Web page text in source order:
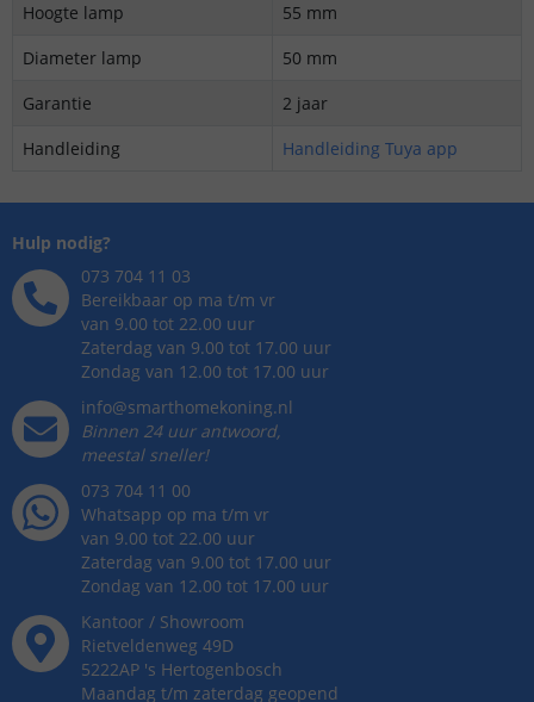
Hoogte lamp
55 mm
Diameter lamp
50 mm
Garantie
2 jaar
Handleiding
Handleiding Tuya app
Hulp nodig?
073 704 11 03
Bereikbaar op ma t/m vr
van 9.00 tot 22.00 uur
Zaterdag van 9.00 tot 17.00 uur
Zondag van 12.00 tot 17.00 uur
info@smarthomekoning.nl
Binnen 24 uur antwoord,
meestal sneller!
073 704 11 00
Whatsapp op ma t/m vr
van 9.00 tot 22.00 uur
Zaterdag van 9.00 tot 17.00 uur
Zondag van 12.00 tot 17.00 uur
Kantoor / Showroom
Rietveldenweg 49D
5222AP 's Hertogenbosch
Maandag t/m zaterdag geopend